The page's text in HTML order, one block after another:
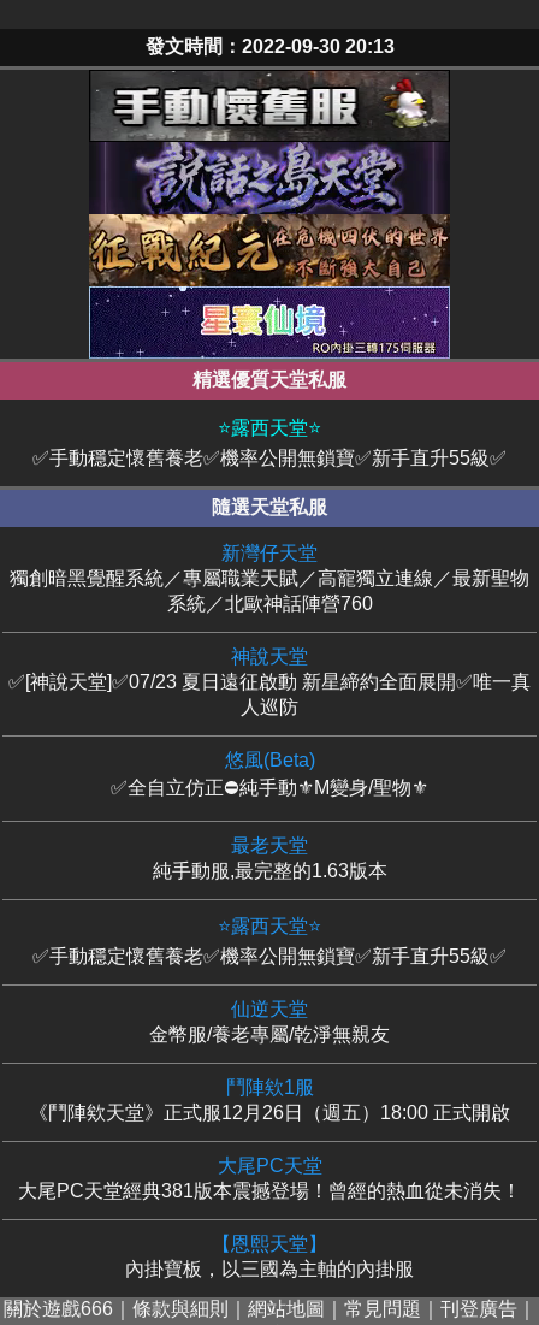
發文時間：2022-09-30 20:13
精選優質天堂私服
⭐露西天堂⭐
✅手動穩定懷舊養老✅機率公開無鎖寶✅新手直升55級✅
隨選天堂私服
新灣仔天堂
獨創暗黑覺醒系統／專屬職業天賦／高寵獨立連線／最新聖物
系統／北歐神話陣營760
神說天堂
✅[神說天堂]✅07/23 夏日遠征啟動 新星締約全面展開✅唯一真
人巡防
悠風(Beta)
✅全自立仿正⛔純手動⚜️M變身/聖物⚜️
最老天堂
純手動服,最完整的1.63版本
⭐露西天堂⭐
✅手動穩定懷舊養老✅機率公開無鎖寶✅新手直升55級✅
仙逆天堂
金幣服/養老專屬/乾淨無親友
鬥陣欸1服
《鬥陣欸天堂》正式服12月26日（週五）18:00 正式開啟
大尾PC天堂
大尾PC天堂經典381版本震撼登場！曾經的熱血從未消失！
【恩熙天堂】
內掛寶板，以三國為主軸的內掛服
關於遊戲666
條款與細則 網站地圖 常見問題 刊登廣告｜